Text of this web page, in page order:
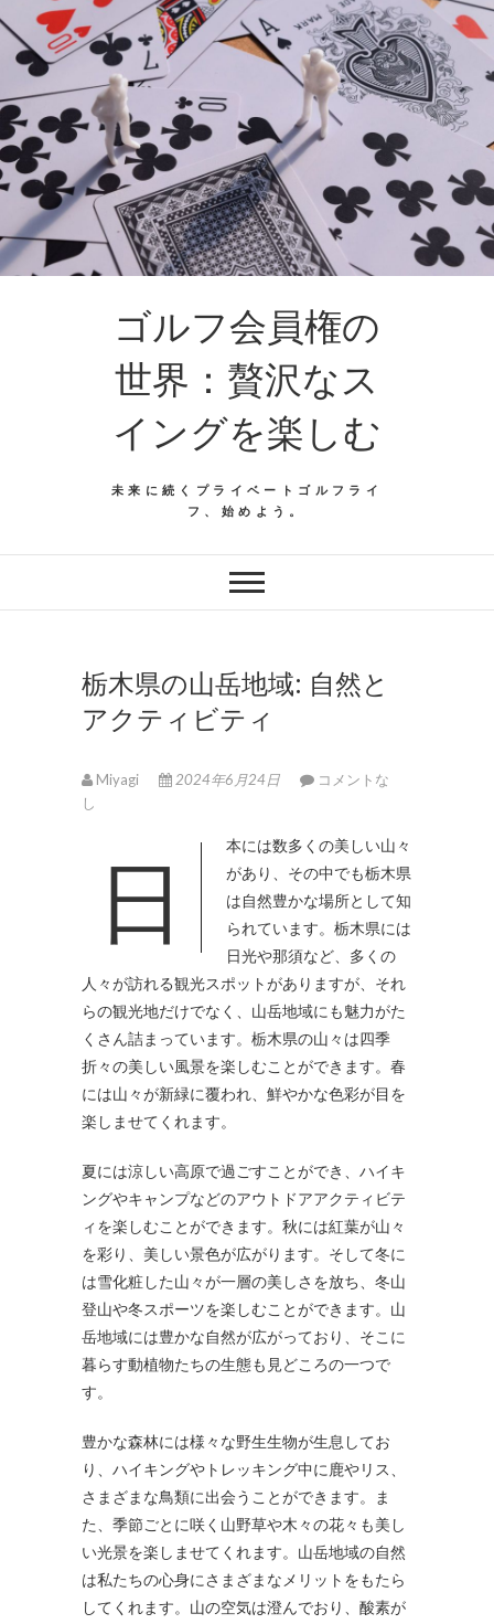
ゴルフ会員権の
世界：贅沢なス
イングを楽しむ
未来に続くプライベートゴルフライ
フ、始めよう。
栃木県の山岳地域: 自然と
アクティビティ
Miyagi 2024年6月24日
コメントな
し
日本には数多くの美しい山々
があり、その中でも栃木県
は自然豊かな場所として知
られています。 栃木県には
日光や那須など、多くの
人々が訪れる観光スポットがありますが、それ
らの観光地だけでなく、山岳地域にも魅力がた
くさん詰まっています。栃木県の山々は四季
折々の美しい風景を楽しむことができます。春
には山々が新緑に覆われ、鮮やかな色彩が目を
楽しませてくれます。
夏には涼しい高原で過ごすことができ、ハイキ
ングやキャンプなどのアウトドアアクティビテ
ィを楽しむことができます。秋には紅葉が山々
を彩り、美しい景色が広がります。そして冬に
は雪化粧した山々が一層の美しさを放ち、冬山
登山や冬スポーツを楽しむことができます。山
岳地域には豊かな自然が広がっており、そこに
暮らす動植物たちの生態も見どころの一つで
す。
豊かな森林には様々な野生生物が生息してお
り、ハイキングやトレッキング中に鹿やリス、
さまざまな鳥類に出会うことができます。ま
た、季節ごとに咲く山野草や木々の花々も美し
い光景を楽しませてくれます。山岳地域の自然
は私たちの心身にさまざまなメリットをもたら
してくれます。山の空気は澄んでおり、酸素が